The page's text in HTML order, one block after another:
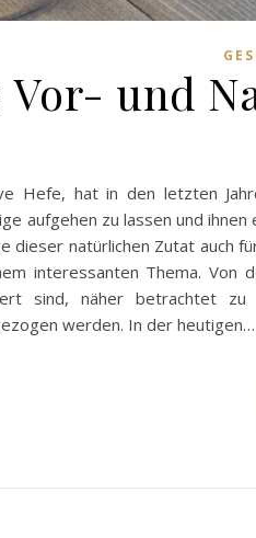
Vor- und
Hefe, hat in den letzten
aufgehen zu lassen und
dieser natürlichen Zutat auch
interessanten Thema.
sind, näher betrachtet zu
werden. In der heutigen…